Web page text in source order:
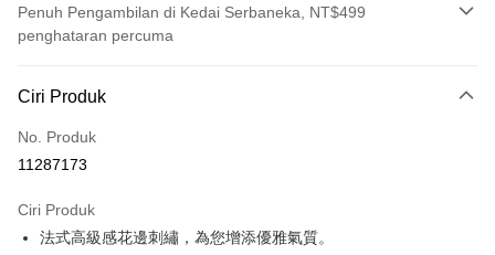
Penuh Pengambilan di Kedai Serbaneka, NT$499
penghataran percuma
Kad Kredit (Bayaran Penuh)
Pengambilan di Kedai Serbaneka
Apple Pay
Ciri Produk
No. Produk
11287173
Ciri Produk
法式高級感花邊刺繡，為您增添優雅氣質。